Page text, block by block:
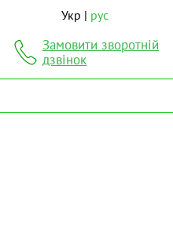
Укр рус
Замовити зворотній
дзвінок